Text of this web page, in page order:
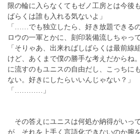
限の輪に入らなくてもゼノ工房とは今後
ばらくは誰も入れる気ないよ」
「……でも独立したら、好き放題できる
ロウの一軍とかに、刻印装備流しちゃっ
「そりゃあ、出来ればしばらくは最前線
けど、あくまで僕の勝手な考えだからね
に流すのもユニスの自由だし、こっちに
ない。好きにしたらいいんじゃない？」
「…………」
その答えにユニスは何処か納得がいっ
が、それを上手く言語化できないのか腕